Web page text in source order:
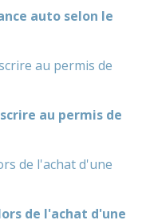
auto selon le
au permis de
de l'achat d'une